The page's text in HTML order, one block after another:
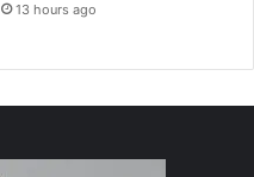
13 hours ago